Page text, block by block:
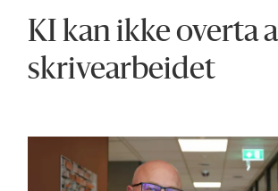
KI kan ikke overta
skrivearbeidet